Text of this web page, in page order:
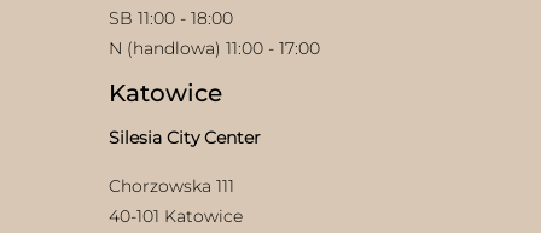
SB 11:00 - 18:00
N (handlowa) 11:00 - 17:00
Katowice
Silesia City Center
Chorzowska 111
40-101 Katowice